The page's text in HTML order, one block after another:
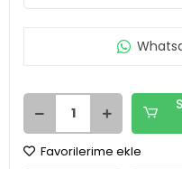
Favorilerime ekle